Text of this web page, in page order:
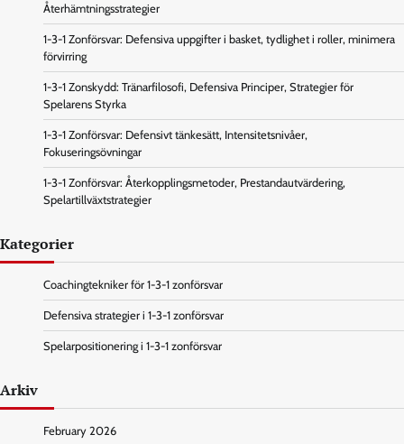
Återhämtningsstrategier
1-3-1 Zonförsvar: Defensiva uppgifter i basket, tydlighet i roller, minimera
förvirring
1-3-1 Zonskydd: Tränarfilosofi, Defensiva Principer, Strategier för
Spelarens Styrka
1-3-1 Zonförsvar: Defensivt tänkesätt, Intensitetsnivåer,
Fokuseringsövningar
1-3-1 Zonförsvar: Återkopplingsmetoder, Prestandautvärdering,
Spelartillväxtstrategier
Kategorier
Coachingtekniker för 1-3-1 zonförsvar
Defensiva strategier i 1-3-1 zonförsvar
Spelarpositionering i 1-3-1 zonförsvar
Arkiv
February 2026